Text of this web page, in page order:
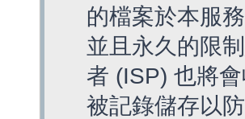
的檔案於本服
並且永久的限
者 (ISP) 也將
被記錄儲存以